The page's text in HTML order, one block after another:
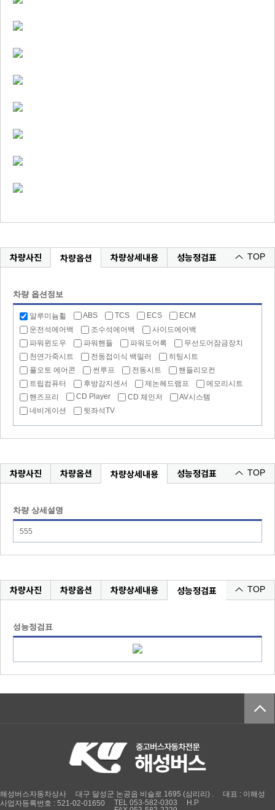
차량사진 차량옵션 차량상세내용 성능정검표 TOP
차량 옵션정보
알루미늄휠 ABS TCS ECS
ECM
운전석에어백
조수석에어백
사이드에어백
파워윈도우
파워핸들 파워도어록
무선도어잠금장치
천연가죽시트
전동접이식 백밀러
히팅시트
풀오토 에어콘
썬루프 전동시트
핸들리모컨
트립컴퓨터
후방감지센서 제논헤드램프
메모리시트
핸즈프리
CD Player CD 체인저
AV시스템
네비게이션
뒷좌석TV
차량사진 차량옵션 차량상세내용 성능정검표 TOP
차량 상세설명
555
차량사진 차량옵션 차량상세내용 성능정검표 TOP
성능정검표
해성버스자동차상사 대구 달성군 논공읍 비슬로 1695 (삼리리) .
대표 : 이해성
사업자등록번호 : 521-02-01650
TEL 053-582-0303
H.P